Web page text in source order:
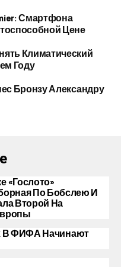
Смартфона
Цене
Климатический
Году
Бронзу Александру
«Гослото»
По Бобслею И
Второй На
В ФИФА Начинают